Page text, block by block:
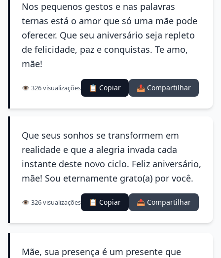
Nos pequenos gestos e nas palavras
ternas está o amor que só uma mãe pode
oferecer. Que seu aniversário seja repleto
de felicidade, paz e conquistas. Te amo,
mãe!
👁️ 326 visualizações 📋 Copiar 📤 Compartilhar
Que seus sonhos se transformem em
realidade e que a alegria invada cada
instante deste novo ciclo. Feliz aniversário,
mãe! Sou eternamente grato(a) por você.
👁️ 326 visualizações 📋 Copiar 📤 Compartilhar
Mãe, sua presença é um presente que